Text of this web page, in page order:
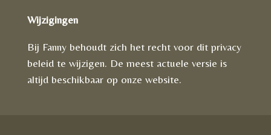
Wijzigingen
Bij Fanny behoudt zich het recht voor dit privacy
beleid te wijzigen. De meest actuele versie is
altijd beschikbaar op onze website.